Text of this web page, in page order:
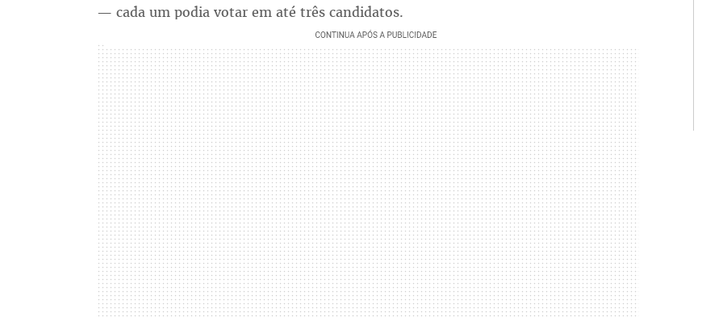
— cada um podia votar em até três candidatos.